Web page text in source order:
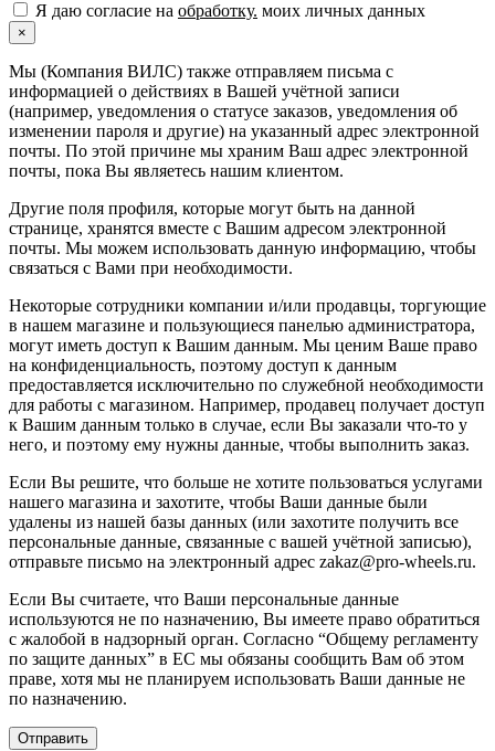
Я даю согласие на обработку. моих личных данных
×
Мы (Компания ВИЛС) также отправляем письма с
информацией о действиях в Вашей учётной записи
(например, уведомления о статусе заказов, уведомления об
изменении пароля и другие) на указанный адрес электронной
почты. По этой причине мы храним Ваш адрес электронной
почты, пока Вы являетесь нашим клиентом.
Другие поля профиля, которые могут быть на данной
странице, хранятся вместе с Вашим адресом электронной
почты. Мы можем использовать данную информацию, чтобы
связаться с Вами при необходимости.
Некоторые сотрудники компании и/или продавцы, торгующие
в нашем магазине и пользующиеся панелью администратора,
могут иметь доступ к Вашим данным. Мы ценим Ваше право
на конфиденциальность, поэтому доступ к данным
предоставляется исключительно по служебной необходимости
для работы с магазином. Например, продавец получает доступ
к Вашим данным только в случае, если Вы заказали что-то у
него, и поэтому ему нужны данные, чтобы выполнить заказ.
Если Вы решите, что больше не хотите пользоваться услугами
нашего магазина и захотите, чтобы Ваши данные были
удалены из нашей базы данных (или захотите получить все
персональные данные, связанные с вашей учётной записью),
отправьте письмо на электронный адрес zakaz@pro-wheels.ru.
Если Вы считаете, что Ваши персональные данные
используются не по назначению, Вы имеете право обратиться
с жалобой в надзорный орган. Согласно “Общему регламенту
по защите данных” в ЕС мы обязаны сообщить Вам об этом
праве, хотя мы не планируем использовать Ваши данные не
по назначению.
Отправить